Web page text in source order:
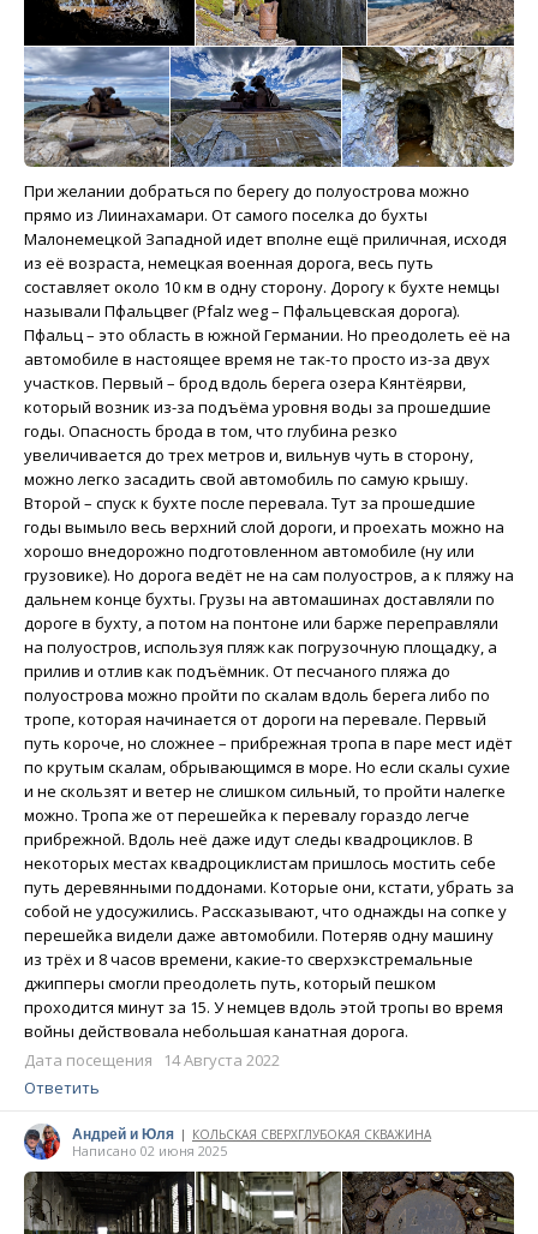
При желании добраться по берегу до полуострова можно
прямо из Лиинахамари. От самого поселка до бухты
Малонемецкой Западной идет вполне ещё приличная, исходя
из её возраста, немецкая военная дорога, весь путь
составляет около 10 км в одну сторону. Дорогу к бухте немцы
называли Пфальцвег (Pfalz weg – Пфальцевская дорога).
Пфальц – это область в южной Германии. Но преодолеть её на
автомобиле в настоящее время не так-то просто из-за двух
участков. Первый – брод вдоль берега озера Кянтёярви,
который возник из-за подъёма уровня воды за прошедшие
годы. Опасность брода в том, что глубина резко
увеличивается до трех метров и, вильнув чуть в сторону,
можно легко засадить свой автомобиль по самую крышу.
Второй – спуск к бухте после перевала. Тут за прошедшие
годы вымыло весь верхний слой дороги, и проехать можно на
хорошо внедорожно подготовленном автомобиле (ну или
грузовике). Но дорога ведёт не на сам полуостров, а к пляжу на
дальнем конце бухты. Грузы на автомашинах доставляли по
дороге в бухту, а потом на понтоне или барже переправляли
на полуостров, используя пляж как погрузочную площадку, а
прилив и отлив как подъёмник. От песчаного пляжа до
полуострова можно пройти по скалам вдоль берега либо по
тропе, которая начинается от дороги на перевале. Первый
путь короче, но сложнее – прибрежная тропа в паре мест идёт
по крутым скалам, обрывающимся в море. Но если скалы сухие
и не скользят и ветер не слишком сильный, то пройти налегке
можно. Тропа же от перешейка к перевалу гораздо легче
прибрежной. Вдоль неё даже идут следы квадроциклов. В
некоторых местах квадроциклистам пришлось мостить себе
путь деревянными поддонами. Которые они, кстати, убрать за
собой не удосужились. Рассказывают, что однажды на сопке у
перешейка видели даже автомобили. Потеряв одну машину
из трёх и 8 часов времени, какие-то сверхэкстремальные
джипперы смогли преодолеть путь, который пешком
проходится минут за 15. У немцев вдоль этой тропы во время
войны действовала небольшая канатная дорога.
Дата посещения 14 Августа 2022
Ответить
Андрей и Юля | КОЛЬСКАЯ СВЕРХГЛУБОКАЯ СКВАЖИНА
Написано 02 июня 2025